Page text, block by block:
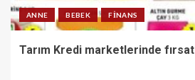
ANNE BEBEK FINANS
Tarım Kredi marketlerinde fırsat